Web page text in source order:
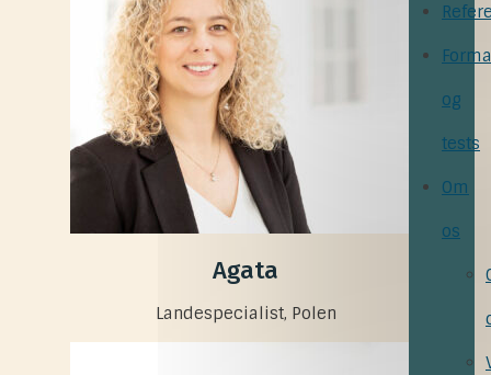
og
tests
Om
os
Agata
Landespecialist, Polen